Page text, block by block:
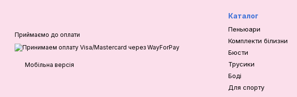
Приймаємо до оплати
Мобільна версія
Каталог
Пеньюари
Комплекти білизни
Бюсти
Трусики
Боді
Для спорту